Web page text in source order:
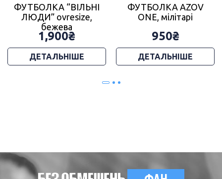
ФУТБОЛКА “ВІЛЬНІ
ЛЮДИ” ovresize,
бежева
1,900₴
ДЕТАЛЬНІШЕ
ФУТБОЛКА AZOV
ONE, мілітарі
950₴
ДЕТАЛЬНІШЕ